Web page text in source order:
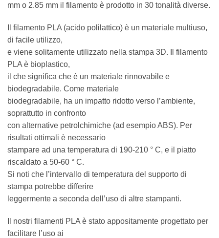
mm o 2.85 mm il filamento è prodotto in 30 tonalità diverse.
Il filamento PLA (acido polilattico) è un materiale multiuso,
di facile utilizzo,
e viene solitamente utilizzato nella stampa 3D. Il filamento
PLA è bioplastico,
il che significa che è un materiale rinnovabile e
biodegradabile. Come materiale
biodegradabile, ha un impatto ridotto verso l’ambiente,
soprattutto in confronto
con alternative petrolchimiche (ad esempio ABS). Per
risultati ottimali è necessario
stampare ad una temperatura di 190-210 ° C, e il piatto
riscaldato a 50-60 ° C.
Si noti che l’intervallo di temperatura del supporto di
stampa potrebbe differire
leggermente a seconda dell’uso di altre stampanti.
Il nostri filamenti PLA è stato appositamente progettato per
facilitare l’uso ai